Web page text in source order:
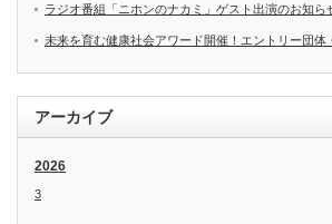
ラジオ番組「ニホンのナカミ」ゲスト出演のお知ら
未来を育む健康社会アワード開催！エントリー団体
アーカイブ
2026
3